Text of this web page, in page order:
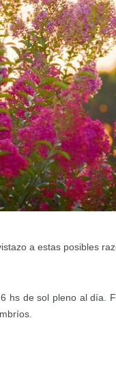
a estas posibles
hs de sol pleno al día.